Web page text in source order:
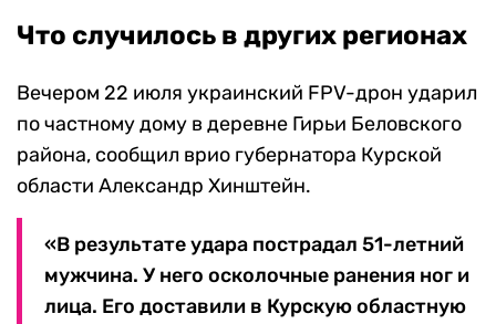
Что случилось в других регионах
Вечером 22 июля украинский FPV-дрон ударил
по частному дому в деревне Гирьи Беловского
района, сообщил врио губернатора Курской
области Александр Хинштейн.
«В результате удара пострадал 51-летний
мужчина. У него осколочные ранения ног и
лица. Его доставили в Курскую областную